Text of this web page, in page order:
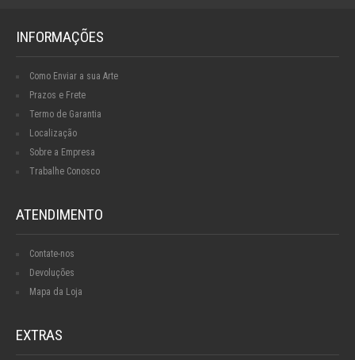
INFORMAÇÕES
Como Enviar a sua Arte
Prazos e Frete
Termo de Garantia
Localização
Sobre a Empresa
Trabalhe Conosco
ATENDIMENTO
Contate-nos
Devoluções
Mapa da Loja
EXTRAS